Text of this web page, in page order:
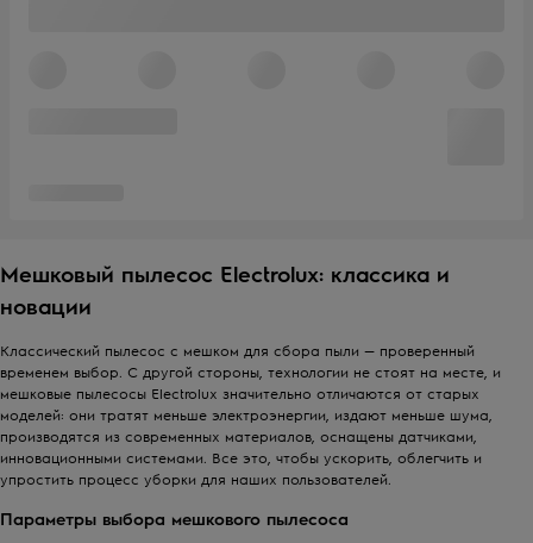
Мешковый пылесос Electrolux: классика и
новации
Классический пылесос с мешком для сбора пыли — проверенный
временем выбор. С другой стороны, технологии не стоят на месте, и
мешковые пылесосы Electrolux значительно отличаются от старых
моделей: они тратят меньше электроэнергии, издают меньше шума,
производятся из современных материалов, оснащены датчиками,
инновационными системами. Все это, чтобы ускорить, облегчить и
упростить процесс уборки для наших пользователей.
Параметры выбора мешкового пылесоса